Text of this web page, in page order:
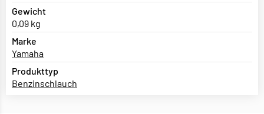
Gewicht
0,09 kg
Marke
Yamaha
Produkttyp
Benzinschlauch